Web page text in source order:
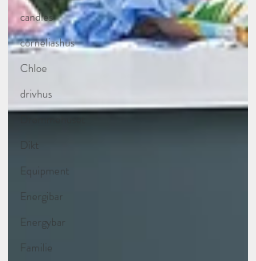
candles
corneliashus
Chloe
drivhus
Dikt
Equipment
Energibar
Energybar
Familie